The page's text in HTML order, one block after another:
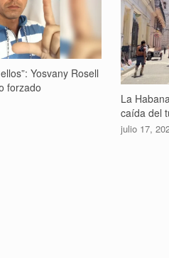
Yosvany Rosell
forzado
La
caída del
julio 17,